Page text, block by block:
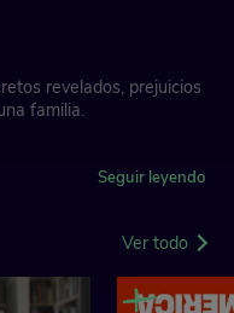
revelados, prejuicios
familia.
de repetición que
las distintas capas
Seguir leyendo
Ver todo